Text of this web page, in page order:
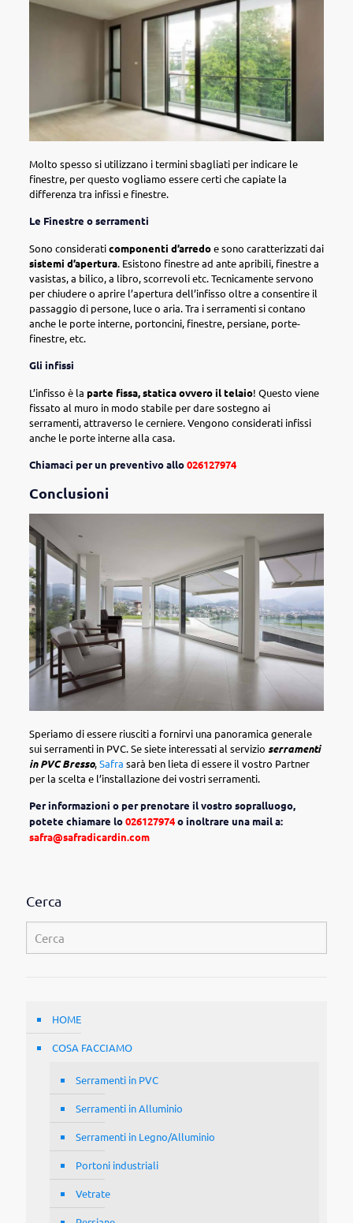
Molto spesso si utilizzano i termini sbagliati per indicare le
finestre, per questo vogliamo essere certi che capiate la
differenza tra infissi e finestre.
Le Finestre o serramenti
Sono consideraticomponenti d’arredoe sono caratterizzati dai
sistemi d’apertura. Esistono finestre ad ante apribili, finestre a
vasistas, a bilico, a libro, scorrevoli etc. Tecnicamente servono
per chiudere o aprire l’apertura dell’infisso oltre a consentire il
passaggio di persone, luce o aria. Tra i serramenti si contano
anche le porte interne, portoncini, finestre, persiane, porte-
finestre, etc.
Gli infissi
L’infisso è la parte fissa, statica ovvero il telaio! Questo viene
fissato al muro in modo stabile per dare sostegno ai
serramenti, attraverso le cerniere. Vengono considerati infissi
anche le porte interne alla casa.
Chiamaci per un preventivo allo026127974
Conclusioni
Speriamo di essere riusciti a fornirvi una panoramica generale
sui serramenti in PVC. Se siete interessati al servizio serramenti
in PVC Bresso,Safra sarà ben lieta di essere il vostro Partner
per la scelta e l’installazione dei vostri serramenti.
Per informazioni o per prenotare il vostro sopralluogo,
potete chiamare lo026127974o inoltrare una mail a:
safra@safradicardin.com
Cerca
HOME
COSA FACCIAMO
Serramenti in PVC
Serramenti in Alluminio
Serramenti in Legno/Alluminio
Portoni industriali
Vetrate